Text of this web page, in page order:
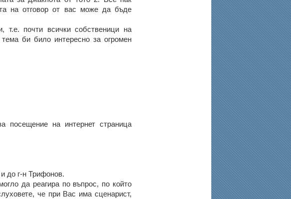
на отговор от вас може да бъде
т.е. почти всички собственици на
би било интересно за огромен
на интернет страница
до г-н Трифонов.
да реагира по въпрос, по който
че при Вас има сценарист,